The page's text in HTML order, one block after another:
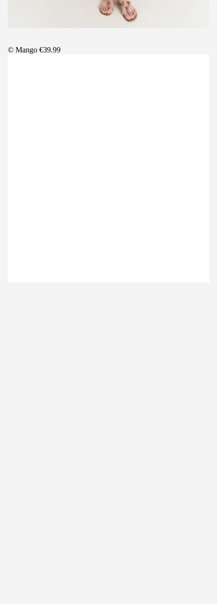
© Mango €39.99